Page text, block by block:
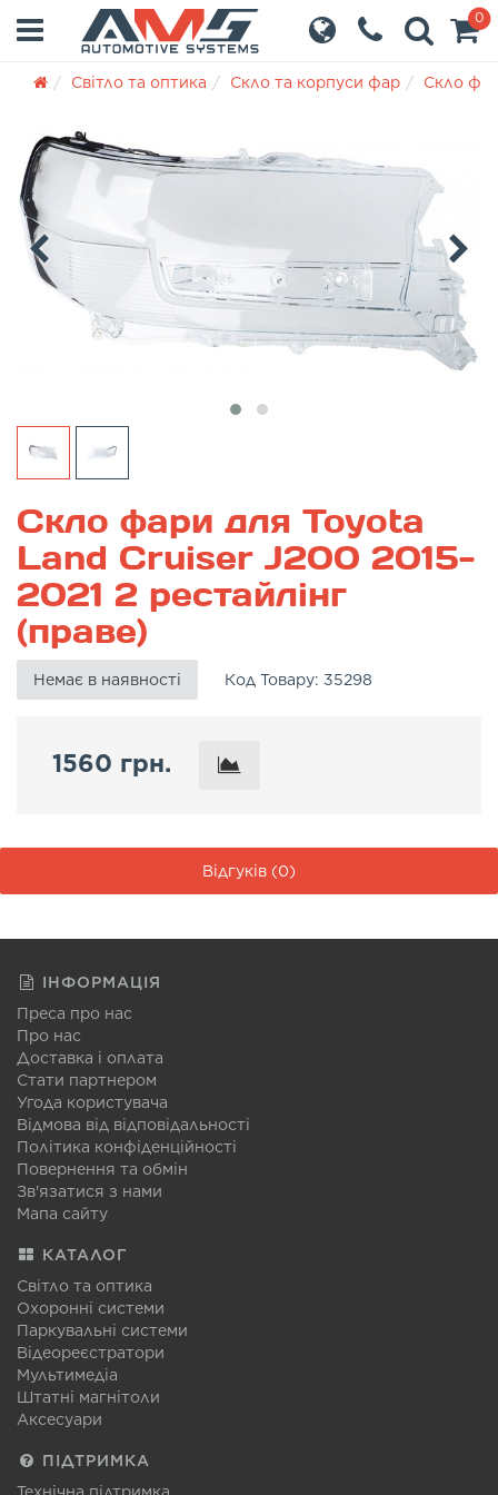
0
Світло та оптика Скло та корпуси фар Скло
Скло фари для Toyota
Land Cruiser J200 2015-
2021 2 рестайлінг
(праве)
Немає в наявності Код Товару: 35298
1560 грн.
Відгуків (0)
ІНФОРМАЦІЯ
Преса про нас
Про нас
Доставка і оплата
Стати партнером
Угода користувача
Відмова від відповідальності
Політика конфіденційності
Повернення та обмін
Зв'язатися з нами
Мапа сайту
КАТАЛОГ
Світло та оптика
Охоронні системи
Паркувальні системи
Відеореєстратори
Мультимедіа
Штатні магнітоли
Аксесуари
ПІДТРИМКА